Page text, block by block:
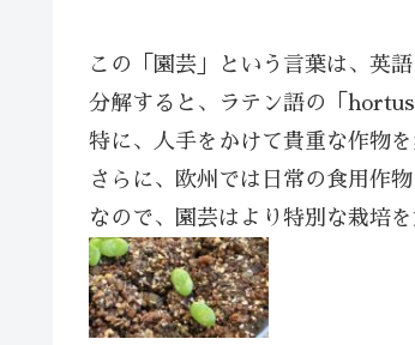
この「園芸」という言葉は、英
分解すると、ラテン語の「
特に、人手をかけて貴重な作物
さらに、欧州では日常の食用作物
なので、園芸はより特別な栽培を